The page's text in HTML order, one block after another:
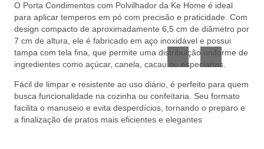
Utilidades
de
Vidro
Confeitaria
e
Presente
O Porta Condimentos com Polvilhador da Ke Home é ideal
para aplicar temperos em pó com precisão e praticidade. Com
design compacto de aproximadamente 6,5 cm de diâmetro por
7 cm de altura, ele é fabricado em aço inoxidável e possui
tampa com tela fina, que permite uma distribuição uniforme de
ingredientes como açúcar, canela, cacau ou especiarias.
Fácil de limpar e resistente ao uso diário, é perfeito para quem
busca funcionalidade na cozinha ou confeitaria. Seu formato
facilita o manuseio e evita desperdícios, tornando o preparo e
a finalização de pratos mais eficientes e elegantes